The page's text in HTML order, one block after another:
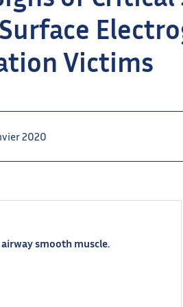
Victims
2020
smooth muscle.